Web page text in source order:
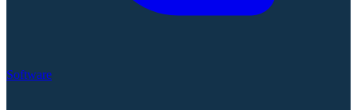
Software